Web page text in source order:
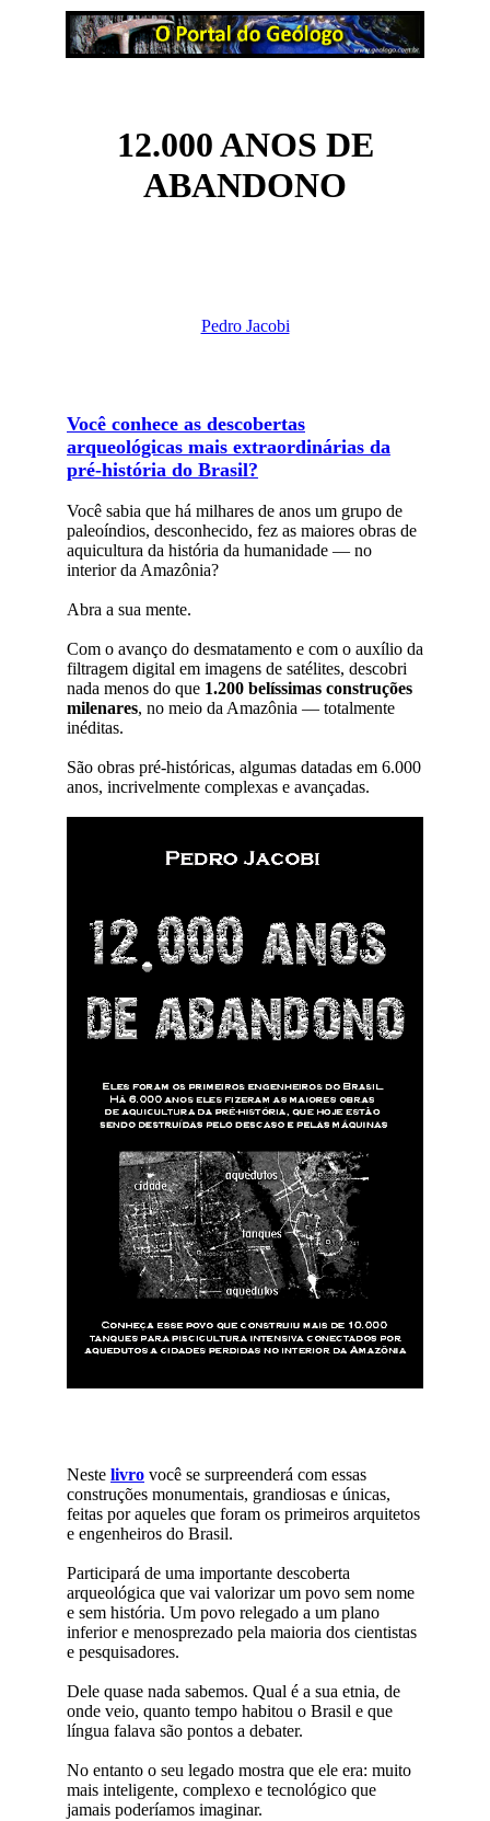
12.000 ANOS DE
ABANDONO
Pedro Jacobi
Você conhece as descobertas
arqueológicas mais extraordinárias da
pré-história do Brasil?
Você sabia que há milhares de anos um grupo de
paleoíndios, desconhecido, fez as maiores obras de
aquicultura da história da humanidade — no
interior da Amazônia?
Abra a sua mente.
Com o avanço do desmatamento e com o auxílio da
filtragem digital em imagens de satélites, descobri
nada menos do que 1.200 belíssimas construções
milenares, no meio da Amazônia — totalmente
inéditas.
São obras pré-históricas, algumas datadas em 6.000
anos, incrivelmente complexas e avançadas.
Neste livro você se surpreenderá com essas
construções monumentais, grandiosas e únicas,
feitas por aqueles que foram os primeiros arquitetos
e engenheiros do Brasil.
Participará de uma importante descoberta
arqueológica que vai valorizar um povo sem nome
e sem história. Um povo relegado a um plano
inferior e menosprezado pela maioria dos cientistas
e pesquisadores.
Dele quase nada sabemos. Qual é a sua etnia, de
onde veio, quanto tempo habitou o Brasil e que
língua falava são pontos a debater.
No entanto o seu legado mostra que ele era: muito
mais inteligente, complexo e tecnológico que
jamais poderíamos imaginar.